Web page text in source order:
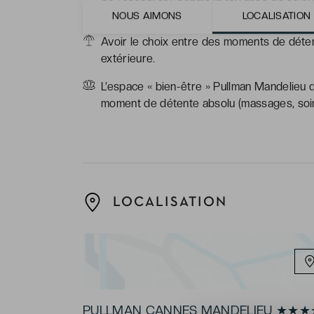
NOUS AIMONS LOCALISATION
Cannes et au bord des eaux chaudes de
Avoir le choix entre des moments de
extérieure.
L’espace « bien-être » Pullman
moment de détente absolu (massages,
LOCALISATION
PULLMAN CANNES MANDELIEU